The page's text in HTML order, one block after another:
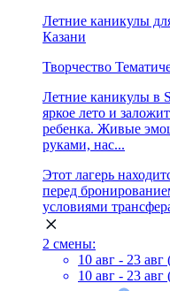
Летние каникулы
Казани
Творчество
Летние каникулы в
яркое лето и
ребенка. Живые
руками, нас...
Этот лагерь
перед
условиями
2 смены:
10 авг - 23 авг
10 авг - 23 авг